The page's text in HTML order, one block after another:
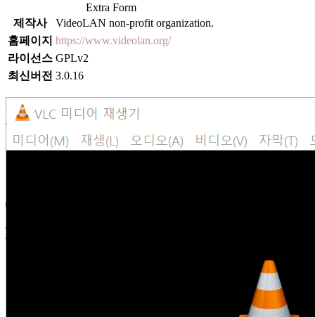
Extra Form
제작사
VideoLAN non-profit organization.
홈페이지 https://www.videolan.org/
라이선스 GPLv2
최신버전 3.0.16